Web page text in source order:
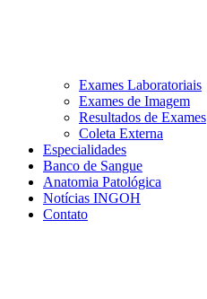
Exames Laboratoriais
Exames de Imagem
Resultados de Exames
Coleta Externa
Especialidades
Banco de Sangue
Anatomia Patológica
Notícias INGOH
Contato